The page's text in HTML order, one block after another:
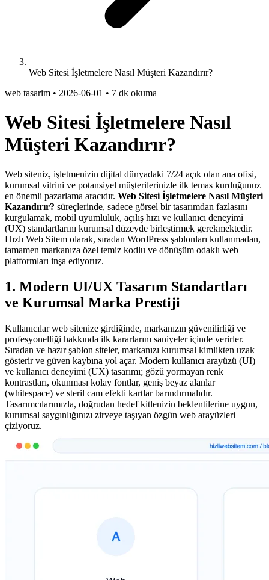
Web Sitesi İşletmelere Nasıl Müşteri Kazandırır?
web tasarim • 2026-06-01 • 7 dk okuma
Web Sitesi İşletmelere Nasıl
Müşteri Kazandırır?
Web siteniz, işletmenizin dijital dünyadaki 7/24 açık olan ana ofisi,
kurumsal vitrini ve potansiyel müşterilerinizle ilk temas kurduğunuz
en önemli pazarlama aracıdır. Web Sitesi İşletmelere Nasıl Müşteri
Kazandırır? süreçlerinde, sadece görsel bir tasarımdan fazlasını
kurgulamak, mobil uyumluluk, açılış hızı ve kullanıcı deneyimi
(UX) standartlarını kurumsal düzeyde birleştirmek gerekmektedir.
Hızlı Web Sitem olarak, sıradan WordPress şablonları kullanmadan,
tamamen markanıza özel temiz kodlu ve dönüşüm odaklı web
platformları inşa ediyoruz.
1. Modern UI/UX Tasarım Standartları
ve Kurumsal Marka Prestiji
Kullanıcılar web sitenize girdiğinde, markanızın güvenilirliği ve
profesyonelliği hakkında ilk kararlarını saniyeler içinde verirler.
Sıradan ve hazır şablon siteler, markanızı kurumsal kimlikten uzak
gösterir ve güven kaybına yol açar. Modern kullanıcı arayüzü (UI)
ve kullanıcı deneyimi (UX) tasarımı; gözü yormayan renk
kontrastları, okunması kolay fontlar, geniş beyaz alanlar
(whitespace) ve steril cam efekti kartlar barındırmalıdır.
Tasarımcılarımızla, doğrudan hedef kitlenizin beklentilerine uygun,
kurumsal saygınlığınızı zirveye taşıyan özgün web arayüzleri
çiziyoruz.